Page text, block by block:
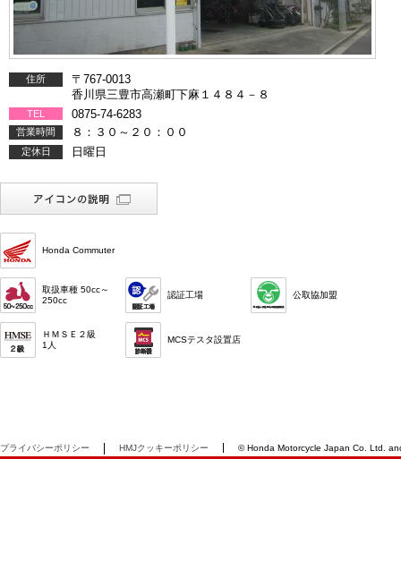
住所
〒767-0013
香川県三豊市高瀬町下麻１４８４－８
TEL 0875-74-6283
営業時間 ８：３０～２０：００
定休日 日曜日
Honda Commuter
取扱車種 50cc～
250cc
認証工場 公取協加盟
ＨＭＳＥ２級
1人
MCSテスタ設置店
プライバシーポリシー HMJクッキーポリシー © Honda Motorcycle Japan Co. Ltd.